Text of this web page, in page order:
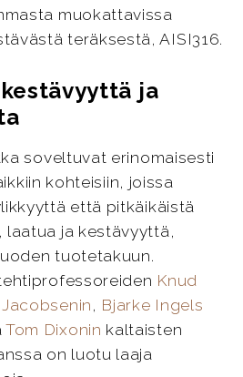
muokattavissa
teräksestä, AISI316.
ja
soveltuvat erinomaisesti
kohteisiin, joissa
että pitkäikäistä
ja kestävyyttä,
tuotetakuun.
Knud
, Bjarke Ingels
Tom Dixonin kaltaisten
on luotu laaja